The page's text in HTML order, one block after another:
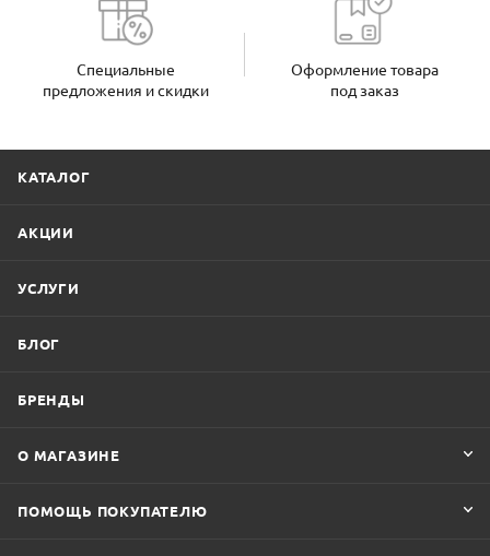
Специальные
предложения и скидки
Оформление товара
под заказ
КАТАЛОГ
АКЦИИ
УСЛУГИ
БЛОГ
БРЕНДЫ
О МАГАЗИНЕ
ПОМОЩЬ ПОКУПАТЕЛЮ